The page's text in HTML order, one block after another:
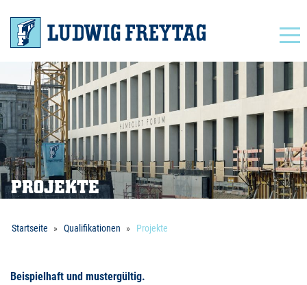
PROJEKTE
Startseite Qualifikationen Projekte
Beispielhaft und mustergültig.